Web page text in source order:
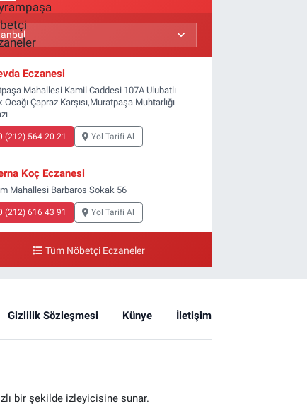
Eczanesi
Mahallesi Kamil Caddesi 107A Ulubatlı
Ocağı Çapraz Karşısı,Muratpaşa Muhtarlığı
(212) 564 20 21 Yol Tarifi Al
Koç Eczanesi
Mahallesi Barbaros Sokak 56
(212) 616 43 91 Yol Tarifi Al
Tüm Nöbetçi Eczaneler
Gizlilik Sözleşmesi Künye İletişim
bir şekilde izleyicisine sunar.